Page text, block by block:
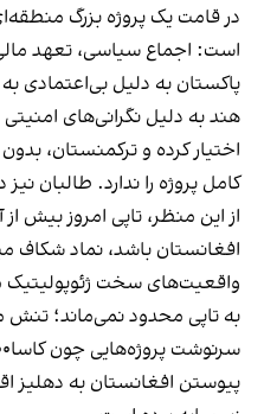
در قامت یک پروژه بزرگ
است: اجماع سیاسی، تعهد
پاکستان به دلیل بی‌اعتمادی به
هند به دلیل نگرانی‌های
اختیار کرده و ترکمنستان،
کامل پروژه را ندارد. طالبان
از این منظر، تاپی امروز بیش
افغانستان باشد، نماد شکاف
واقعیت‌های سخت
به تاپی محدود نمی‌ماند؛ تنش
پیوستن افغانستان به دهلیز